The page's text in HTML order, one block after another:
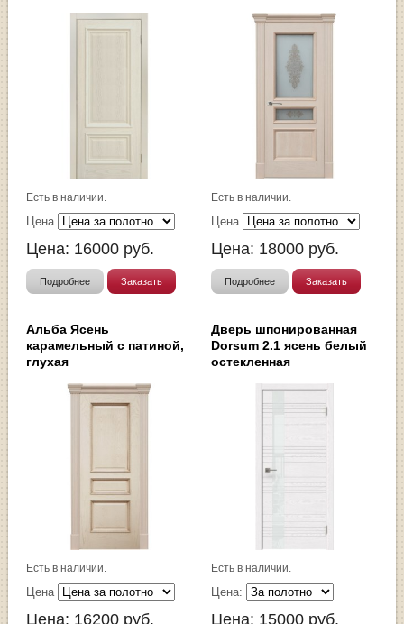
Есть в наличии.
Цена
Цена: 16000 руб.
Подробнее Заказать
Есть в наличии.
Цена
Цена: 18000 руб.
Подробнее Заказать
Альба Ясень
карамельный с патиной,
глухая
Есть в наличии.
Цена
Цена: 16200 руб.
Дверь шпонированная
Dorsum 2.1 ясень белый
остекленная
Есть в наличии.
Цена:
Цена: 15000 руб.